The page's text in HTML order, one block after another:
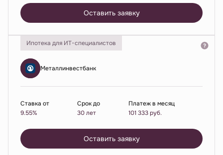
Оставить заявку
Ипотека для ИТ-специалистов
Металлинвестбанк
Ставка от
9.55%
Срок до
30 лет
Платеж в месяц
101 333руб.
Оставить заявку